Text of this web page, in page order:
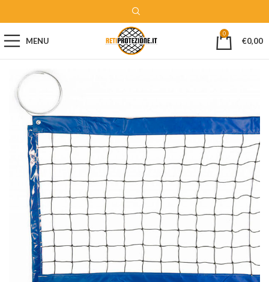
MENU
0
€0,00